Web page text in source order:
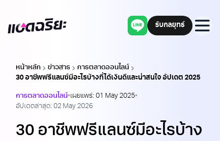
Adchariya แชทผ่านไลน์
รับกลยุทธ์
หน้าหลัก ข่าวสาร
การตลาดออนไลน์
30 อาชีพฟรีแลนซ์มีอะไรบ้างที่ได้เงินดีและน่าสนใจ อัปเดต 2025
การตลาดออนไลน์•เผยแพร่: 01 May 2025•
อัปเดตล่าสุด: 02 May 2026
30 อาชีพฟรีแลนซ์มีอะไรบ้าง